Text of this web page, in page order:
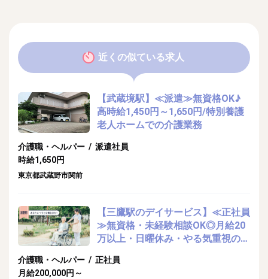
近くの似ている求人
【武蔵境駅】≪派遣≫無資格OK♪
高時給1,450円～1,650円/特別養護
老人ホームでの介護業務
介護職・ヘルパー / 派遣社員
時給1,650円
東京都武蔵野市関前
【三鷹駅のデイサービス】≪正社員
≫無資格・未経験相談OK◎月給20
万以上・日曜休み・やる気重視の介
介護職・ヘルパー / 正社員
月給200,000円～